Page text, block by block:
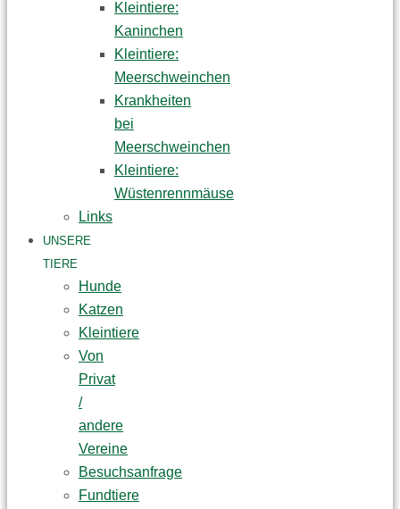
Kleintiere:
Kaninchen
Kleintiere:
Meerschweinchen
Krankheiten
bei
Meerschweinchen
Kleintiere:
Wüstenrennmäuse
Links
UNSERE
TIERE
Hunde
Katzen
Kleintiere
Von
Privat
/
andere
Vereine
Besuchsanfrage
Fundtiere